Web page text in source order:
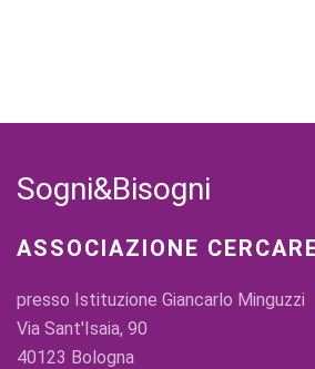
Sogni&Bisogni
ASSOCIAZIONE
presso Istituzione Giancarlo Minguzzi
Via Sant'Isaia, 90
40123 Bologna